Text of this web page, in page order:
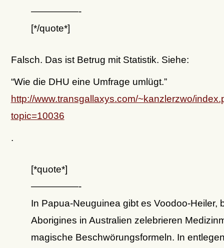
—————-
[*/quote*]
Falsch. Das ist Betrug mit Statistik. Siehe:
“Wie die DHU eine Umfrage umlügt.”
http://www.transgallaxys.com/~kanzlerzwo/
topic=10036
.
[*quote*]
—————-
In Papua-Neuguinea gibt es Voodoo-Heiler,
Aborigines in Australien zelebrieren
magische Beschwörungsformeln. In